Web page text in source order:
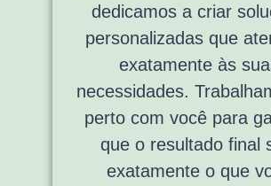
dedicamos a criar
personalizadas que
exatamente às
necessidades.
perto com você para
que o resultado final
exatamente o que